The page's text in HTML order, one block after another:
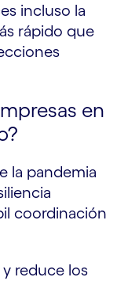
incluso la
rápido que
en
la pandemia
coordinación
y reduce los